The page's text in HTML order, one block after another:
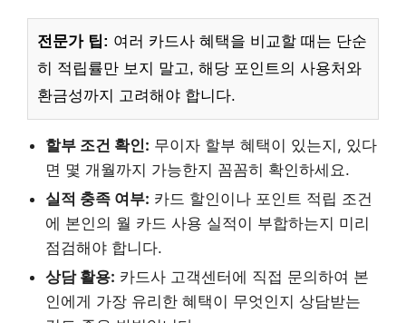
전문가 팁: 여러 카드사 혜택을 비교할 때는 단순
히 적립률만 보지 말고, 해당 포인트의 사용처와
환금성까지 고려해야 합니다.
할부 조건 확인: 무이자 할부 혜택이 있는지, 있다
면 몇 개월까지 가능한지 꼼꼼히 확인하세요.
실적 충족 여부: 카드 할인이나 포인트 적립 조건
에 본인의 월 카드 사용 실적이 부합하는지 미리
점검해야 합니다.
상담 활용: 카드사 고객센터에 직접 문의하여 본
인에게 가장 유리한 혜택이 무엇인지 상담받는